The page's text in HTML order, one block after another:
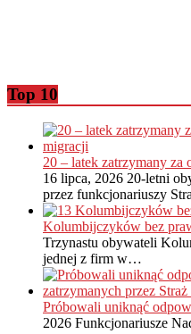
Top 10
20 – latek zatrzymany za
16 lipca, 2026 20-letni
przez funkcjonariuszy
Kolumbijczyków bez
Trzynastu obywateli
jednej z firm w…
Próbowali uniknąć
2026 Funkcjonariusze